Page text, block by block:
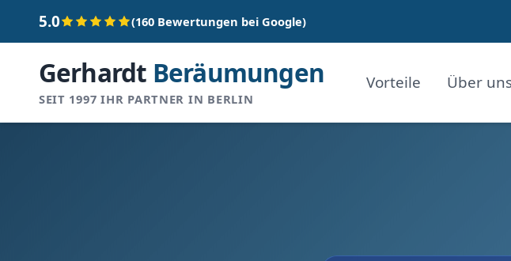
5.0 (160 Bewertungen bei Google)
Gerhardt Beräumungen
SEIT 1997 IHR PARTNER IN BERLIN
Vorteile Über